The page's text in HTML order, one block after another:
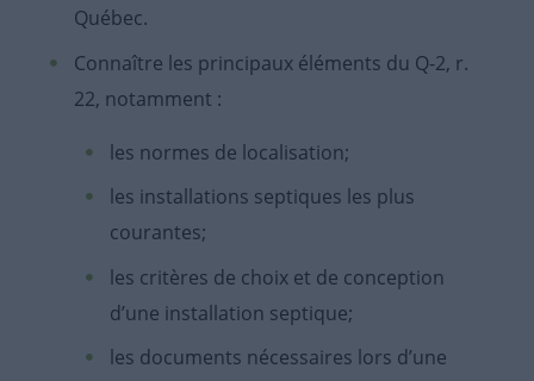
Québec.
Connaître les principaux éléments du Q-2, r.
22, notamment :
les normes de localisation;
les installations septiques les plus
courantes;
les critères de choix et de conception
d’une installation septique;
les documents nécessaires lors d’une